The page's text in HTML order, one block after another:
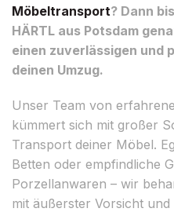
Möbeltransport? Dann
HÄRTL aus Potsdam
einen zuverlässigen und
deinen Umzug.
Unser Team von
kümmert sich mit großer
Transport deiner Möbel.
Betten oder empfindliche
Porzellanwaren – wir
mit äußerster Vorsicht